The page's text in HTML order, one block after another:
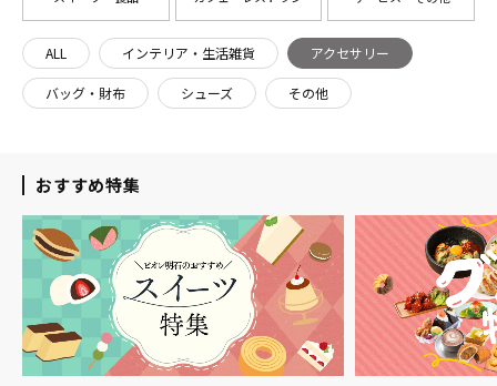
ALL インテリア・生活雑貨 アクセサリー
バッグ・財布 シューズ その他
おすすめ特集